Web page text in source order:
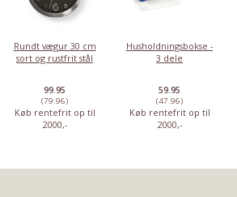
Rundt vægur 30 cm
sort og rustfrit stål
99.95
(79.96)
Køb rentefrit op til
2000,-
Husholdningsbokse -
3 dele
59.95
(47.96)
Køb rentefrit op til
2000,-